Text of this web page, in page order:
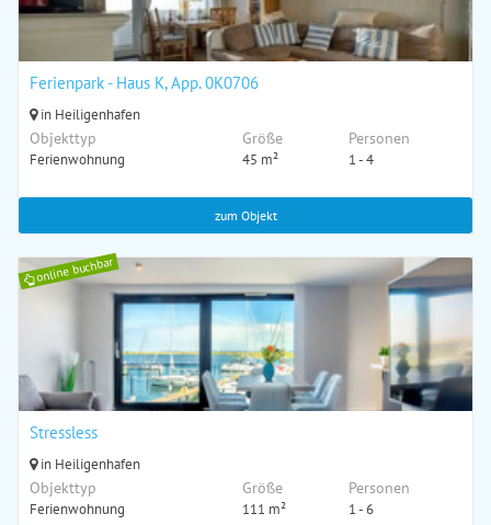
Ferienpark - Haus K, App. 0K0706
in Heiligenhafen
Objekttyp
Ferienwohnung
Größe
45 m²
Personen
1 - 4
zum Objekt
online buchbar
Stressless
in Heiligenhafen
Objekttyp
Ferienwohnung
Größe
111 m²
Personen
1 - 6